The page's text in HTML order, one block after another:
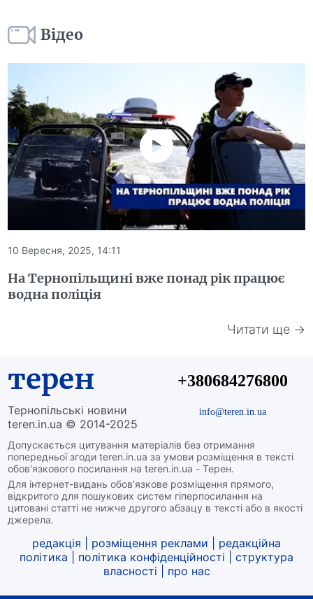
Відео
10 Вересня, 2025, 14:11
На Тернопільщині вже понад рік працює
водна поліція
Читати ще →
терен
Тернопільські новини
teren.in.ua © 2014-2025
Допускається цитування матеріалів без отримання
попередньої згоди teren.in.ua за умови розміщення в тексті
обов'язкового посилання на teren.in.ua - Терен.
Для інтернет-видань обов'язкове розміщення прямого,
відкритого для пошукових систем гіперпосилання на
цитовані статті не нижче другого абзацу в тексті або в якості
джерела.
+380684276800
info@teren.in.ua
редакція розміщення реклами
редакційна
політика
політика конфіденційності
структура
власності
про нас